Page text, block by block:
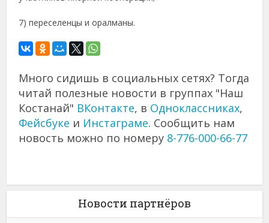
7) переселенцы и оралманы.
Много сидишь в социальных сетях? Тогда
читай полезные новости в группах "Наш
Костанай" ВКонтакте, в Одноклассниках,
Фейсбуке и Инстаграме. Сообщить нам
новость можно по номеру 8-776-000-66-77
Новости партнёров